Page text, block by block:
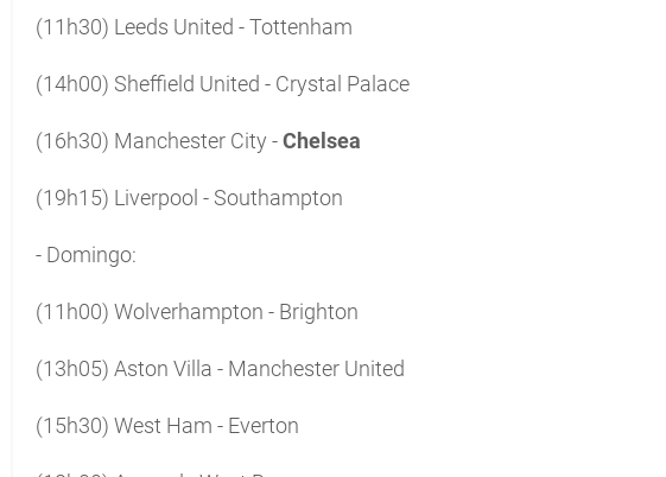
(11h30) Leeds United - Tottenham
(14h00) Sheffield United - Crystal Palace
(16h30) Manchester City -Chelsea
(19h15) Liverpool - Southampton
- Domingo:
(11h00) Wolverhampton - Brighton
(13h05) Aston Villa - Manchester United
(15h30) West Ham - Everton